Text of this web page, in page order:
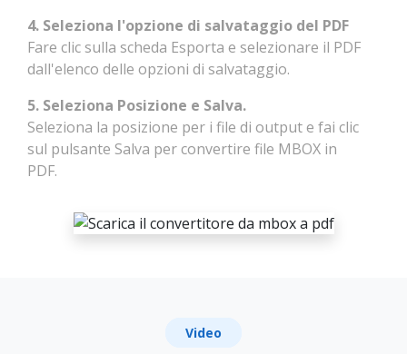
4. Seleziona l'opzione di salvataggio del PDF
Fare clic sulla scheda Esporta e selezionare il PDF
dall'elenco delle opzioni di salvataggio.
5. Seleziona Posizione e Salva.
Seleziona la posizione per i file di output e fai clic
sul pulsante Salva per convertire file MBOX in
PDF.
Video